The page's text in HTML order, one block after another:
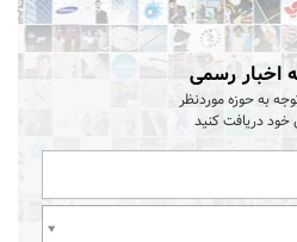
اخبار رسمی
توجه به حوزه موردنظر
خود دریافت کنید